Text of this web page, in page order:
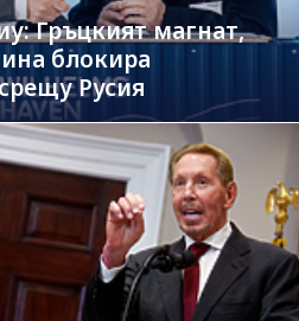
Гръцкият магнат,
блокира
Русия